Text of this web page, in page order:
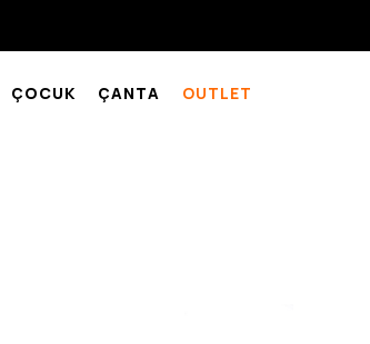
ÇOCUK ÇANTA OUTLET